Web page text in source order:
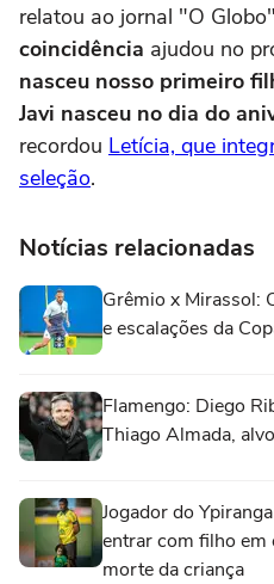
relatou ao jornal "O
coincidência ajudou no
nasceu nosso primeiro
Javi nasceu no dia do
recordou Letícia, que
seleção.
Notícias relacionadas
Grêmio x Mirassol:
e escalações da
Flamengo: Diego
Thiago Almada,
Jogador do
entrar com filho em
morte da criança